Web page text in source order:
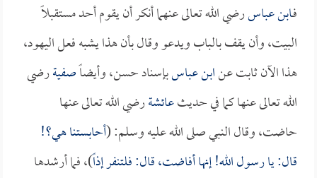
فـابن عباسرضي الله تعالى عنهما أنكر أن يقوم أحد مستقبلاً
البيت، وأن يقف بالباب ويدعو وقال بأن هذا يشبه فعل اليهود،
هذا الآن ثابت عنابن عباسبإسناد حسن، وأيضاًصفيةرضي
الله تعالى عنها كما في حديثعائشةرضي الله تعالى عنها
حاضت، وقال النبي صلى الله عليه وسلم: (أحابستنا هي؟!
قال: يا رسول الله! إنها أفاضت، قال: فلتنفر إذاً)، فما أرشدها